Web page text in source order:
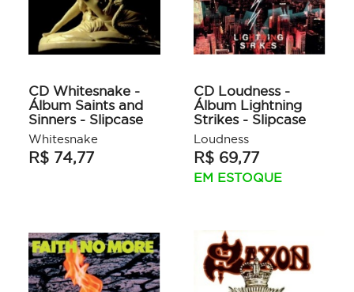
CD Whitesnake -
Álbum Saints and
Sinners - Slipcase
Whitesnake
R$ 74,77
CD Loudness -
Álbum Lightning
Strikes - Slipcase
Loudness
R$ 69,77
EM ESTOQUE